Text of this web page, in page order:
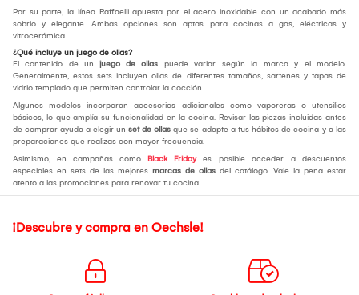
Por su parte, la línea Raffaelli apuesta por el acero inoxidable con un acabado más
sobrio y elegante. Ambas opciones son aptas para cocinas a gas, eléctricas y
vitrocerámica.
¿Qué incluye un juego de ollas?
El contenido de un juego de ollas puede variar según la marca y el modelo.
Generalmente, estos sets incluyen ollas de diferentes tamaños, sartenes y tapas de
vidrio templado que permiten controlar la cocción.
Algunos modelos incorporan accesorios adicionales como vaporeras o utensilios
básicos, lo que amplía su funcionalidad en la cocina. Revisar las piezas incluidas antes
de comprar ayuda a elegir un set de ollas que se adapte a tus hábitos de cocina y a las
preparaciones que realizas con mayor frecuencia.
Asimismo, en campañas como Black Fridayes posible acceder a descuentos
especiales en sets de las mejores marcas de ollas del catálogo. Vale la pena estar
atento a las promociones para renovar tu cocina.
¡Descubre y compra en Oechsle!